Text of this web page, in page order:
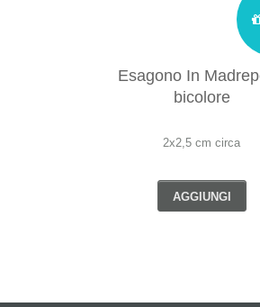
Esagono In
bicolore
2x2,5 cm circa
AGGIUNGI